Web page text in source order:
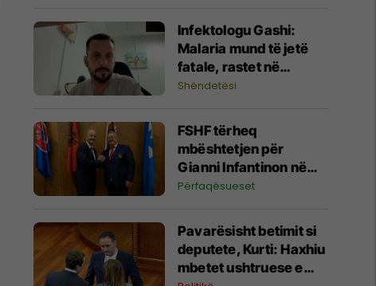
vendngjarje
​Infektologu Gashi:
Malaria mund të jetë
fatale, rastet në
Kosovë janë të
Shëndetësi
FSHF tërheq
mbështetjen për
Gianni Infantinon në
garën për president të
Përfaqësueset
Pavarësisht betimit si
deputete, Kurti: Haxhiu
mbetet ushtruese e